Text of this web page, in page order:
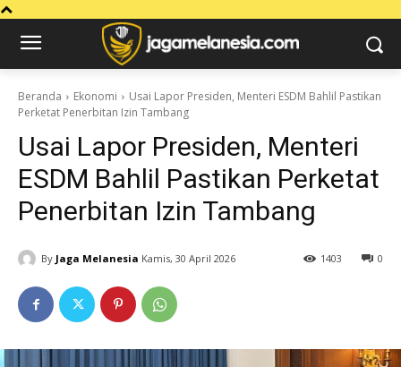
Beranda Ekonomi
Usai Lapor Presiden, Menteri ESDM Bahlil Pastikan
Perketat Penerbitan Izin Tambang
Usai Lapor Presiden, Menteri
ESDM Bahlil Pastikan Perketat
Penerbitan Izin Tambang
By Jaga Melanesia Kamis, 30 April 2026 0
1403